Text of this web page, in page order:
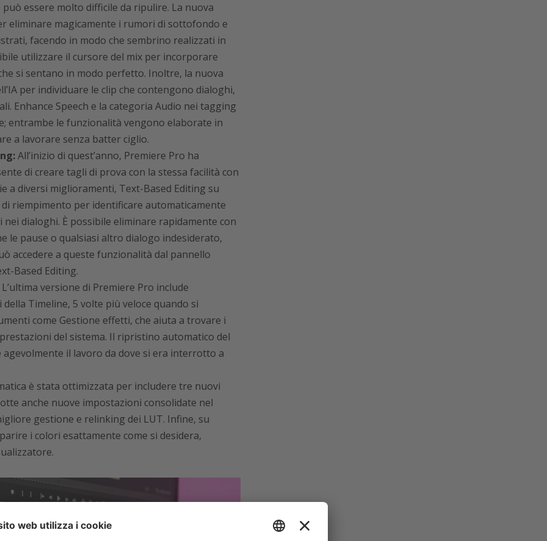
può essere molto difficile da ripulire. La nuova
eliminare magicamente i rumori di sottofondo e
facendo in modo che sembrino realizzati in
utilizzare il cursore del mix per incorporare
si sentano in modo perfetto. Inoltre, la nuova
per individuare le clip che contengono dialoghi,
Enhance Speech e la categoria Audio nei tagging
entrambe le funzionalità vengono elaborate in
a lavorare senza batter ciglio.
All’inizio di quest’anno, Premiere Pro ha
di creare tagli di prova con la stessa facilità con
a diversi miglioramenti, Text-Based Editing su
riempimento per identificare automaticamente
nei dialoghi. È possibile eliminare rapidamente con
le pause o qualsiasi altro dialogo indesiderato,
accedere a queste funzionalità dal pannello
Based Editing.
versione di Premiere Pro include
Timeline, 5 volte più veloce quando si
come Gestione effetti, che aiuta a trovare i
del sistema. Il ripristino automatico del
il lavoro da dove si era interrotto a
è stata ottimizzata per includere tre nuovi
anche nuove impostazioni consolidate nel
gestione e relinking dei LUT. Infine, su
i colori esattamente come si desidera,